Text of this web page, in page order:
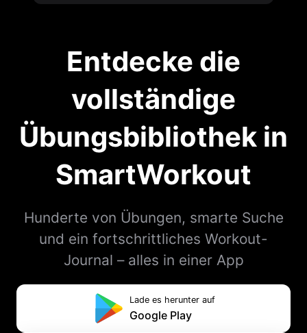
Entdecke die
vollständige
Übungsbibliothek in
SmartWorkout
Hunderte von Übungen, smarte Suche
und ein fortschrittliches Workout-
Journal – alles in einer App
Lade es herunter auf
Google Play